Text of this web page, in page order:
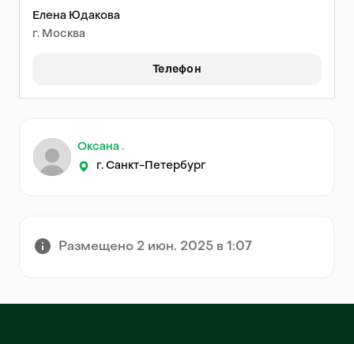
Елена Юдакова
г. Москва
Телефон
Оксана .
г. Санкт-Петербург
Размещено 2 июн. 2025 в 1:07